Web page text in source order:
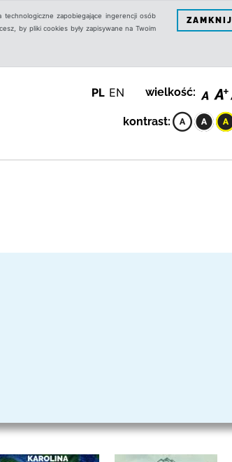
zapobiegające ingerencji osób
by pliki cookies były zapisywane na Twoim
ZAMKNIJ
PL EN wielkość:
kontrast: